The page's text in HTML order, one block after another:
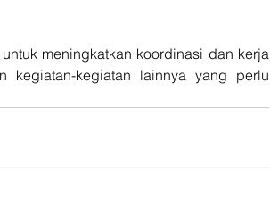
meningkatkan koordinasi dan kerja
kegiatan-kegiatan lainnya yang perlu